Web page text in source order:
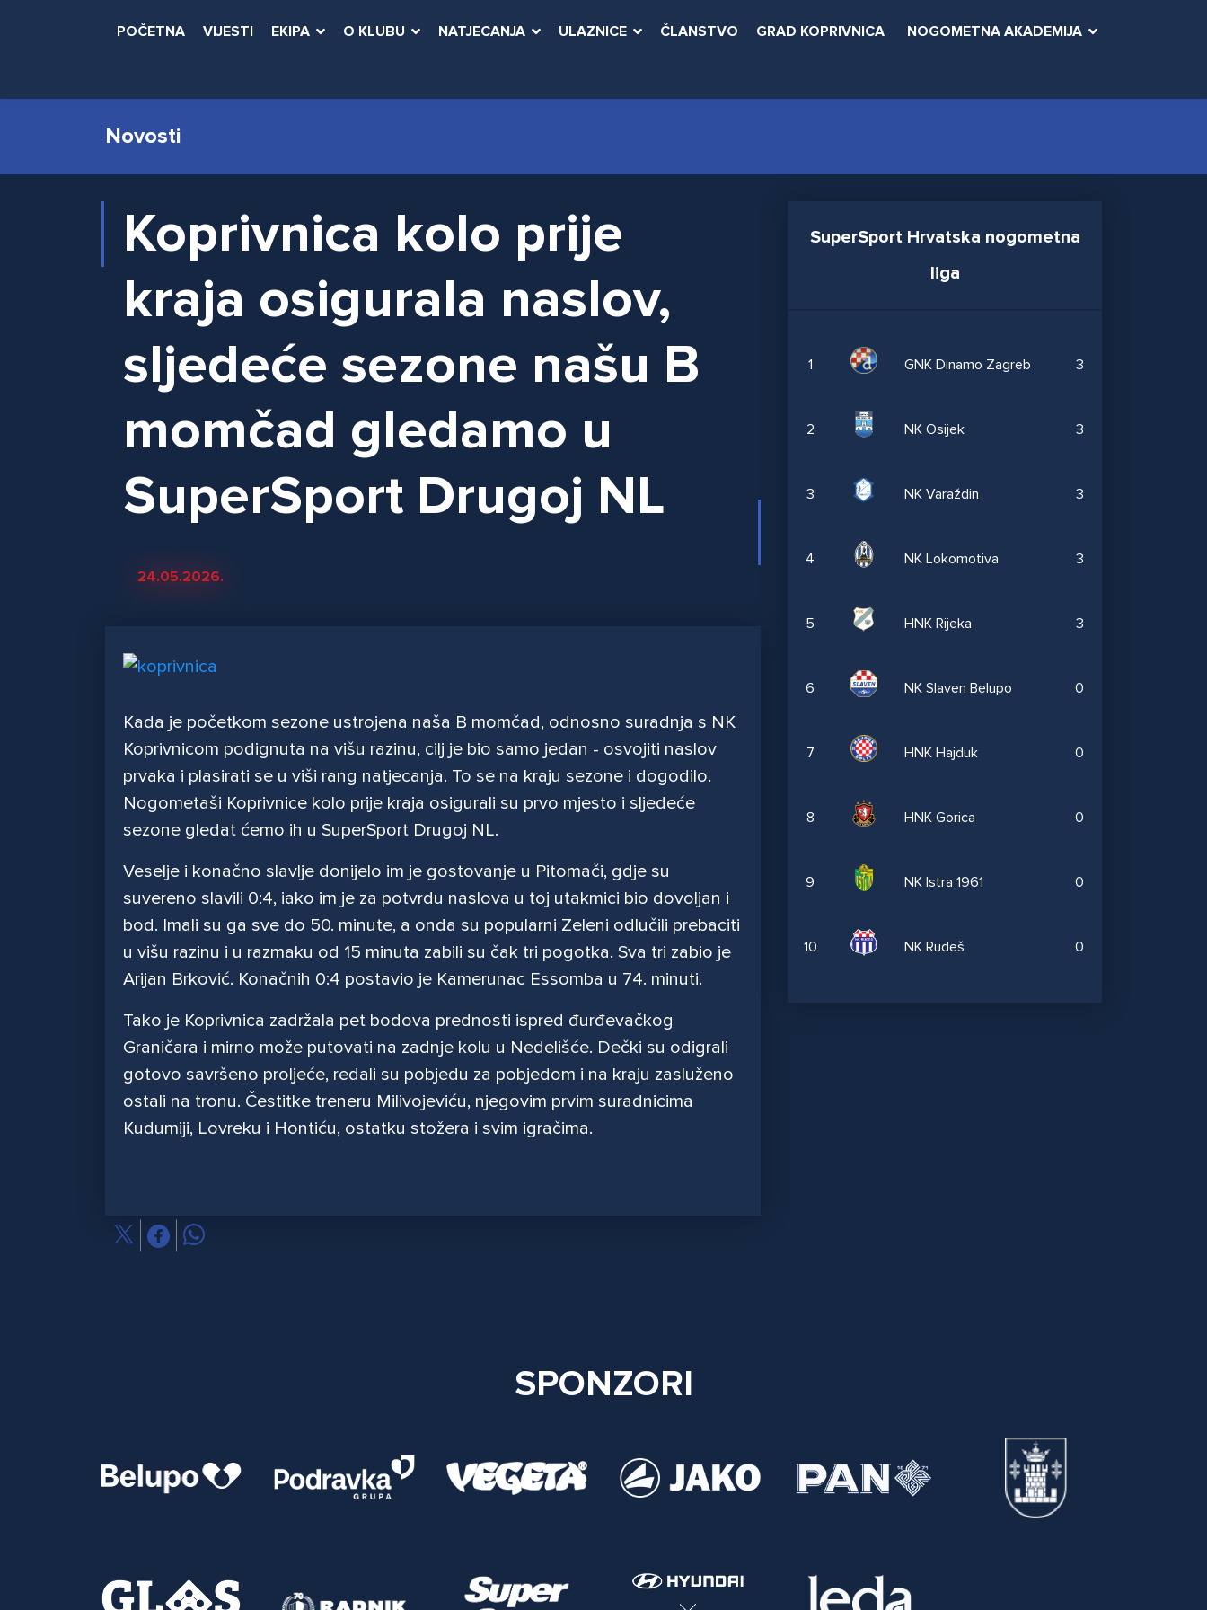
POČETNA VIJESTI EKIPA O KLUBU NATJECANJA ULAZNICE ČLANSTVO GRAD KOPRIVNICA NOGOMETNA AKADEMIJA
Novosti
Koprivnica kolo prije
kraja osigurala naslov,
sljedeće sezone našu B
momčad gledamo u
SuperSport Drugoj NL
24.05.2026.
Kada je početkom sezone ustrojena naša B momčad, odnosno suradnja s NK
Koprivnicom podignuta na višu razinu, cilj je bio samo jedan - osvojiti naslov
prvaka i plasirati se u viši rang natjecanja. To se na kraju sezone i dogodilo.
Nogometaši Koprivnice kolo prije kraja osigurali su prvo mjesto i sljedeće
sezone gledat ćemo ih u SuperSport Drugoj NL.
Veselje i konačno slavlje donijelo im je gostovanje u Pitomači, gdje su
suvereno slavili 0:4, iako im je za potvrdu naslova u toj utakmici bio dovoljan i
bod. Imali su ga sve do 50. minute, a onda su popularni Zeleni odlučili prebaciti
u višu razinu i u razmaku od 15 minuta zabili su čak tri pogotka. Sva tri zabio je
Arijan Brković. Konačnih 0:4 postavio je Kamerunac Essomba u 74. minuti.
Tako je Koprivnica zadržala pet bodova prednosti ispred đurđevačkog
Graničara i mirno može putovati na zadnje kolu u Nedelišće. Dečki su odigrali
gotovo savršeno proljeće, redali su pobjedu za pobjedom i na kraju zasluženo
ostali na tronu. Čestitke treneru Milivojeviću, njegovim prvim suradnicima
Kudumiji, Lovreku i Hontiću, ostatku stožera i svim igračima.
SuperSport Hrvatska nogometna
liga
1 GNK Dinamo Zagreb 3
2 NK Osijek 3
3 NK Varaždin 3
4 NK Lokomotiva 3
5 HNK Rijeka 3
6 NK Slaven Belupo 0
7 HNK Hajduk 0
8 HNK Gorica 0
9 NK Istra 1961 0
10 NK Rudeš 0
SPONZORI